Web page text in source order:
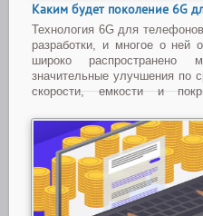
Каким будет поколение 6G
Технология 6G для
разработки, и многое о ней
широко
значительные улучшения по
скорости, емкости и
...Читать дальше »